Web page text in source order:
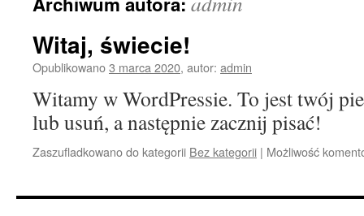
Witaj, świecie!
Opublikowano3 marca 2020, autor: admin
Witamy w WordPressie. To jest twój
lub usuń, a następnie zacznij pisać!
Zaszufladkowano do kategorii Bez kategorii | Możliwość